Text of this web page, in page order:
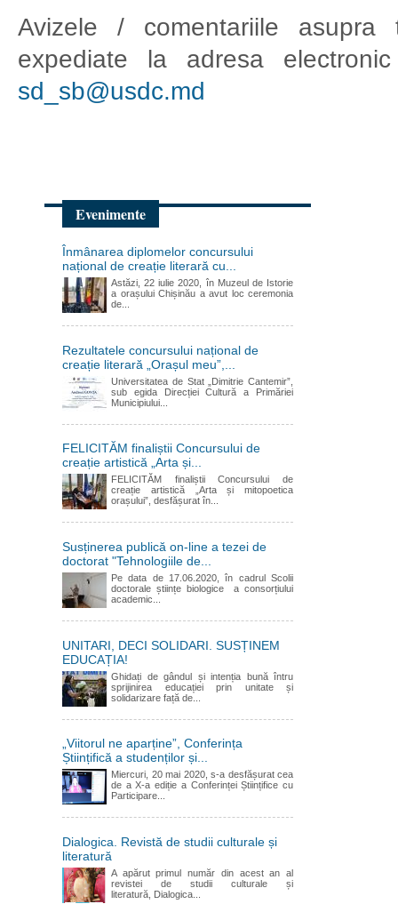
Avizele / comentariile
expediate la adresa
sd_sb@usdc.md
Evenimente
Înmânarea diplomelor concursului
național de creație literară cu...
Astăzi, 22 iulie 2020, în Muzeul de Istorie
a orașului Chișinău a avut loc ceremonia
de...
Rezultatele concursului național de
creație literară „Orașul meu”,...
Universitatea de Stat „Dimitrie Cantemir”,
sub egida Direcției Cultură a Primăriei
Municipiului...
FELICITĂM finaliștii Concursului de
creație artistică „Arta și...
FELICITĂM finaliștii Concursului de
creație artistică „Arta și mitopoetica
orașului”, desfășurat în...
Susținerea publică on-line a tezei de
doctorat "Tehnologiile de...
Pe data de 17.06.2020, în cadrul Scolii
doctorale științe biologice a consorțiului
academic...
UNITARI, DECI SOLIDARI. SUSȚINEM
EDUCAȚIA!
Ghidați de gândul și intenția bună întru
sprijinirea educației prin unitate și
solidarizare față de...
„Viitorul ne aparține”, Conferința
Științifică a studenților și...
Miercuri, 20 mai 2020, s-a desfășurat cea
de a X-a ediție a Conferinței Științifice cu
Participare...
Dialogica. Revistă de studii culturale și
literatură
A apărut primul număr din acest an al
revistei de studii culturale și
literatură, Dialogica...